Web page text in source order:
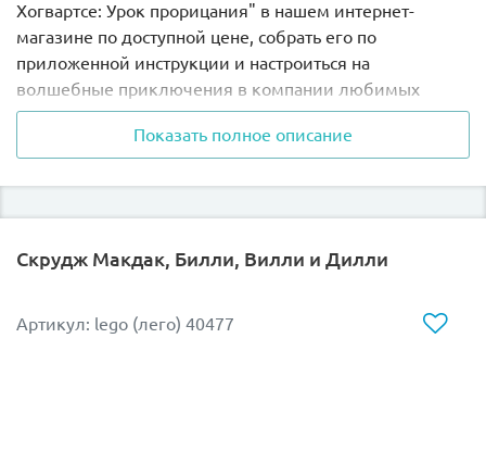
Хогвартсе: Урок прорицания" в нашем интернет-
магазине по доступной цене, собрать его по
приложенной инструкции и настроиться на
волшебные приключения в компании любимых
героев.
Талантливый ученик школы волшебства сомневается
в компетентности преподавателя прорицания. Но его
подруга настаивает на исключительности таланта
героя, но наиболее странным кажется юному
Показать полное описание
Скрудж Макдак, Билли, Вилли и Дилли
Артикул: lego (лего) 40477